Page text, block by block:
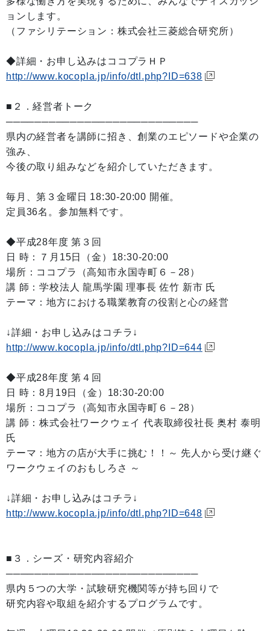
ョンします。
（ファシリテーション：株式会社三菱総合研究所）
◆詳細・お申し込みはココプラＨＰ
http://www.kocopla.jp/info/dtl.php?ID=638
■２．経営者トーク
───────────────────────────
県内の経営者を講師に招き、創業のエピソードや企業の
強み、
今後の取り組みなどを紹介していただきます。
毎月、第３金曜日 18:30-20:00 開催。
定員36名。参加無料です。
◆平成28年度 第３回
日 時：７月15日（金）18:30-20:00
場所：ココプラ（高知市永国寺町６－28）
講 師：学校法人 龍馬学園 理事長 佐竹 新市 氏
テーマ：地方における職業教育の役割と心の経営
↓詳細・お申し込みはコチラ↓
http://www.kocopla.jp/info/dtl.php?ID=644
◆平成28年度 第４回
日 時：8月19日（金）18:30-20:00
場所：ココプラ（高知市永国寺町６－28）
講 師：株式会社ワークウェイ 代表取締役社長 奥村 泰明
氏
テーマ：地方の店が大手に挑む！！～ 先人から受け継ぐ
ワークウェイのおもしろさ ～
↓詳細・お申し込みはコチラ↓
http://www.kocopla.jp/info/dtl.php?ID=648
■３．シーズ・研究内容紹介
───────────────────────────
県内５つの大学・試験研究機関等が持ち回りで
研究内容や取組を紹介するプログラムです。